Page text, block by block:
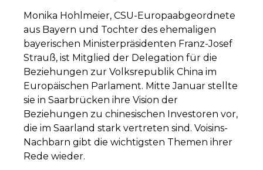
Monika Hohlmeier, CSU-Europaabgeordnete
aus Bayern und Tochter des ehemaligen
bayerischen Ministerpräsidenten Franz-Josef
Strauß, ist Mitglied der Delegation für die
Beziehungen zur Volksrepublik China im
Europäischen Parlament. Mitte Januar stellte
sie in Saarbrücken ihre Vision der
Beziehungen zu chinesischen Investoren vor,
die im Saarland stark vertreten sind. Voisins-
Nachbarn gibt die wichtigsten Themen ihrer
Rede wieder.